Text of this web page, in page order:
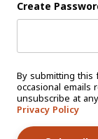
Create
By submitting this
occasional emails
unsubscribe at
Privacy Policy